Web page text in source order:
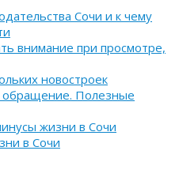
Сочи и к чему
внимание при просмотре,
новостроек
Полезные
жизни в Сочи
в Сочи